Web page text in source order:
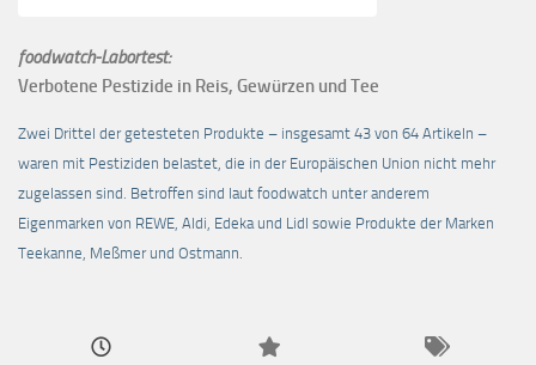
foodwatch-Labortest:
Verbotene Pestizide in Reis, Gewürzen und Tee
Zwei Drittel der getesteten Produkte – insgesamt 43 von 64 Artikeln –
waren mit Pestiziden belastet, die in der Europäischen Union nicht mehr
zugelassen sind. Betroffen sind laut foodwatch unter anderem
Eigenmarken von REWE, Aldi, Edeka und Lidl sowie Produkte der Marken
Teekanne, Meßmer und Ostmann.